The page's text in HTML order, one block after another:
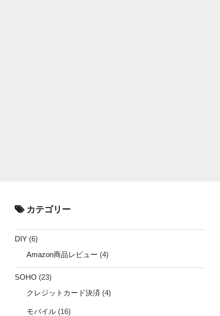
カテゴリー
DIY (6)
Amazon商品レビュー (4)
SOHO (23)
クレジットカード決済 (4)
モバイル (16)